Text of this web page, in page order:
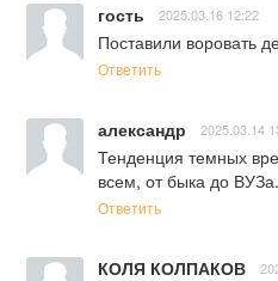
гость 2025.03.16 12:22
Поставили воровать
Ответить
александр 2025.03.14
Тенденция темных
всем, от быка до ВУЗа.
Ответить
КОЛЯ КОЛПАКОВ